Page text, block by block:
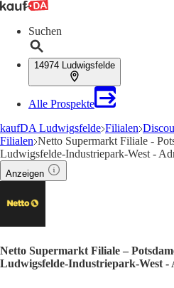
Suchen
14974 Ludwigsfelde
Alle Prospekte
kaufDA Ludwigsfelde Filialen
Filialen Netto Supermarkt Filiale -
Ludwigsfelde-Industriepark-West -
Anzeigen
Netto Supermarkt Filiale –
Ludwigsfelde-Industriepark-West -